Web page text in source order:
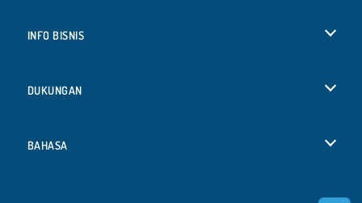
INFO BISNIS
DUKUNGAN
BAHASA